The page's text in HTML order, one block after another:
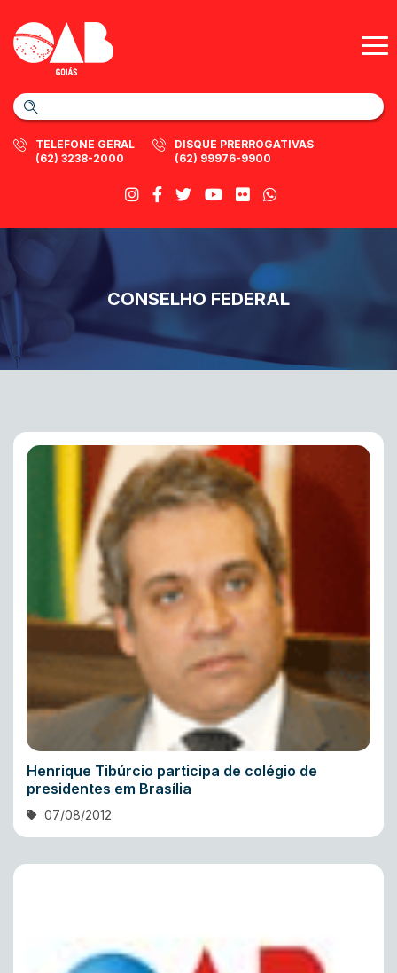
TELEFONE GERAL
(62) 3238-2000
DISQUE PRERROGATIVAS
(62) 99976-9900
CONSELHO FEDERAL
Henrique Tibúrcio participa de colégio de
presidentes em Brasília
07/08/2012